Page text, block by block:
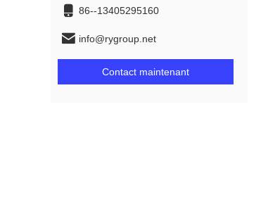
86--13405295160
info@rygroup.net
Contact maintenant